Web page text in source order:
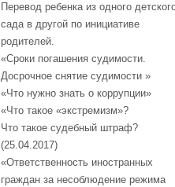
Перевод ребенка из одного
сада в другой по инициативе
родителей.
«Сроки погашения судимости.
Досрочное снятие судимости »
«Что нужно знать о коррупции»
«Что такое «экстремизм»?
Что такое судебный штраф?
(25.04.2017)
«Ответственность иностранных
граждан за несоблюдение режима